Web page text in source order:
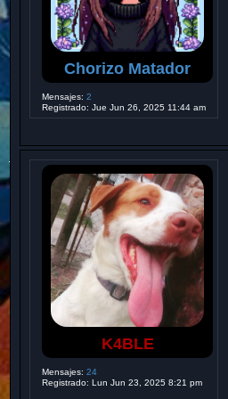
Chorizo Matador
Mensajes: 2
Registrado: Jue Jun 26, 2025 11:44 am
K4BLE
Mensajes: 24
Registrado: Lun Jun 23, 2025 8:21 pm